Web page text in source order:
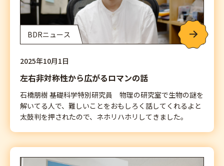
BDRニュース
2025年10月1日
左右非対称性から広がるロマンの話
石橋朋樹 基礎科学特別研究員 物理の研究室で生物の謎を
解いてる人で、難しいことをおもしろく話してくれるよと
太鼓判を押されたので、ネホリハホリしてきました。